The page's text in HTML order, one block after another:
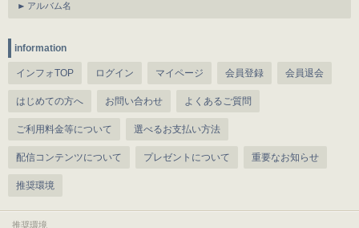
アルバム名
information
インフォTOP ログイン マイページ 会員登録 会員退会
はじめての方へ お問い合わせ よくあるご質問
ご利用料金等について 選べるお支払い方法
配信コンテンツについて プレゼントについて 重要なお知らせ
推奨環境
推奨環境